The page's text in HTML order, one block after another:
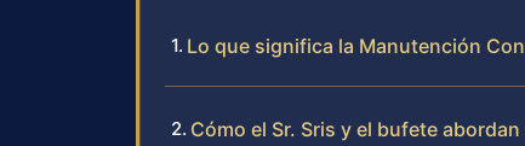
Lo que significa la Manutención
Cómo el Sr. Sris y el bufete